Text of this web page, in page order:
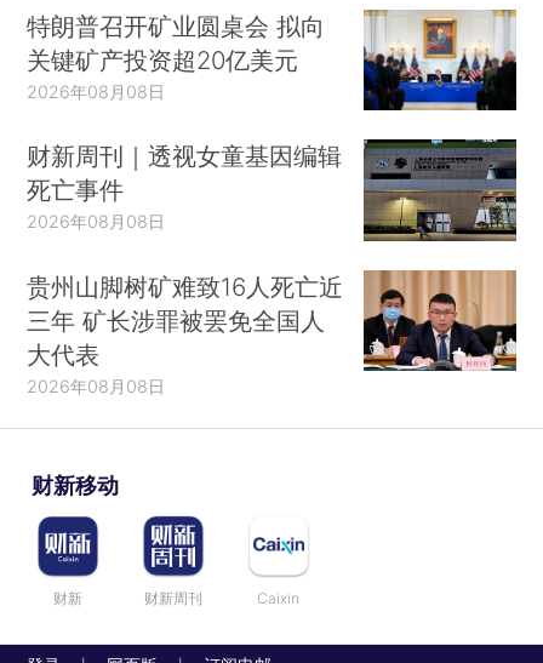
特朗普召开矿业圆桌会 拟向
关键矿产投资超20亿美元
2026年08月08日
财新周刊｜透视女童基因编辑
死亡事件
2026年08月08日
贵州山脚树矿难致16人死亡近
三年 矿长涉罪被罢免全国人
大代表
2026年08月08日
财新移动
财新 财新周刊 Caixin